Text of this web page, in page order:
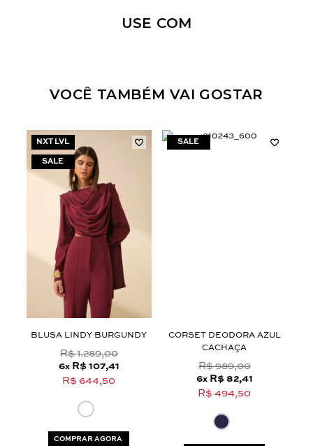
Selecione o tamanho que você deseja:
Aceito os termos e polí­ticas de privacidade
USE COM
VOCÊ TAMBÉM VAI GOSTAR
NXT LVL
BLUSA LINDY BURGUNDY
R$ 1.289,00
6x R$ 107,41
R$ 644,50
COMPRAR AGORA
CORSET DEODORA AZUL
CACHAÇA
R$ 989,00
6x R$ 82,41
R$ 494,50